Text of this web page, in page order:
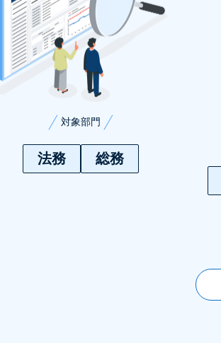
対象部門
法務 総務